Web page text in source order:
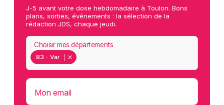
J-5 avant votre dose hebdomadaire à Toulon. Bons
plans, sorties, événements : la sélection de la
rédaction JDS, chaque jeudi.
83 - Var
Choisir mes départements
Mon email